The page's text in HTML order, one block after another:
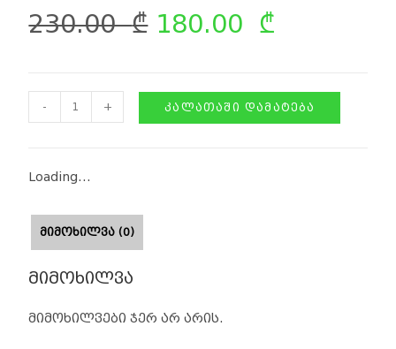
230.00₾ 180.00 ₾
- + ᲙᲐᲚᲐᲗᲐᲨᲘ ᲓᲐᲛᲐᲢᲔᲑᲐ
Loading...
ᲛᲘᲛᲝᲮᲘᲚᲕᲐ (0)
მიმოხილვა
მიმოხილვები ჯერ არ არის.